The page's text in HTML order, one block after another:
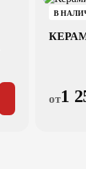
В
от1